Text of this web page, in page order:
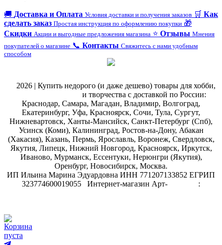
🚚 Доставка и Оплата Условия доставки и получения заказов 🛒 Как
сделать заказ Простая инструкция по оформлению покупки 🎁
Скидки Акции и выгодные предложения магазина ⭐ Отзывы Мнения
покупателей о магазине 📞 Контакты Свяжитесь с нами удобным
способом
2026 | Купить недорого (и даже дешево) товары для хобби,
и творчества с доставкой по России:
Краснодар, Самара, Магадан, Владимир, Волгоград,
Екатеринбург, Уфа, Красноярск, Сочи, Тула, Сургут,
Нижневартовск, Ханты-Мансийск, Санкт-Петербург (Спб),
Усинск (Коми), Калининград, Ростов-на-Дону, Абакан
(Хакасия), Казань, Пермь, Ярославль, Воронеж, Свердловск,
Якутия, Липецк, Нижний Новгород, Красноярск, Иркутск,
Иваново, Мурманск, Ессентуки, Нерюнгри (Якутия),
Оренбург, Новосибирск, Москва.
ИП Ильина Марина Эдуардовна ИНН 771207133852 ЕГРИП
323774600019055
Интернет-магазин Арт-
:
Корзина
пуста